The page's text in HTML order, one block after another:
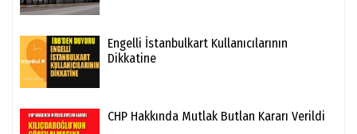
Engelli İstanbulkart Kullanıcılarının
Dikkatine
CHP Hakkında Mutlak Butlan Kararı Verildi